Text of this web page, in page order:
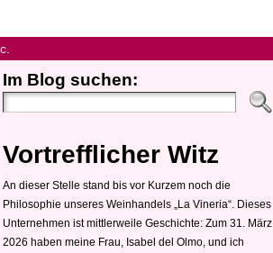
Im Blog suchen:
Vortrefflicher Witz
An dieser Stelle stand bis vor Kurzem noch die
Philosophie unseres Weinhandels „La Vineria“. Dieses
Unternehmen ist mittlerweile Geschichte: Zum 31. März
2026 haben meine Frau, Isabel del Olmo, und ich